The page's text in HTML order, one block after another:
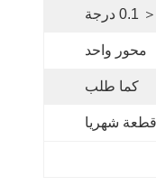
＜ 0.1 درجة
محور واحد
كما طلب